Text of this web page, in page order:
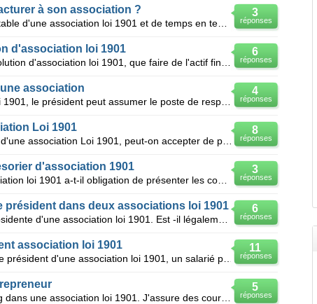
3
réponses
à son association ?
Bonjour, je suis la comptable d'une association loi 1901 et de temps en temps, notre trésorier n
6
réponses
d'association loi 1901
4
réponses
association
Dans une association loi 1901, le président peut assumer le poste de responsable de l'association?
8
réponses
Loi 1901
Lorsqu'on est Président d'une association Loi 1901, peut-on accepter de prendre la présidence d'une
3
réponses
d'association 1901
Le trésorier d'une association loi 1901 a-t-il obligation de présenter les comptes de l'associati
6
réponses
président dans deux associations loi 1901
11
réponses
association loi 1901
Peut on élire au poste de président d'une association loi 1901, un salarié payé par l'association qu
5
réponses
Je suis bénévole qi gong dans une association loi 1901. J'assure des cours une fois par semaine. L'a